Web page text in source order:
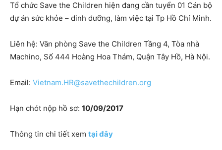
Tổ chức Save the Children hiện đang cần tuyển 01 Cán bộ
dự án sức khỏe – dinh dưỡng, làm việc tại Tp Hồ Chí Minh.
Liên hệ: Văn phòng Save the Children Tầng 4, Tòa nhà
Machino, Số 444 Hoàng Hoa Thám, Quận Tây Hồ, Hà Nội.
Email: Vietnam.HR@savethechildren.org
Hạn chót nộp hồ sơ: 10/09/2017
Thông tin chi tiết xem tại đây